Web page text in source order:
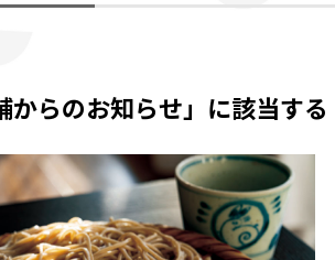
からのお知らせ」に該当する